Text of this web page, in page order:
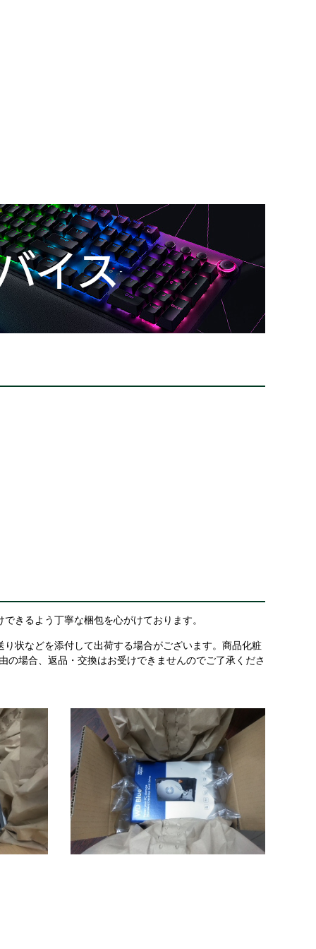
きるよう丁寧な梱包を心がけております。
状などを添付して出荷する場合がございます。商品化粧
場合、返品・交換はお受けできませんのでご了承くださ